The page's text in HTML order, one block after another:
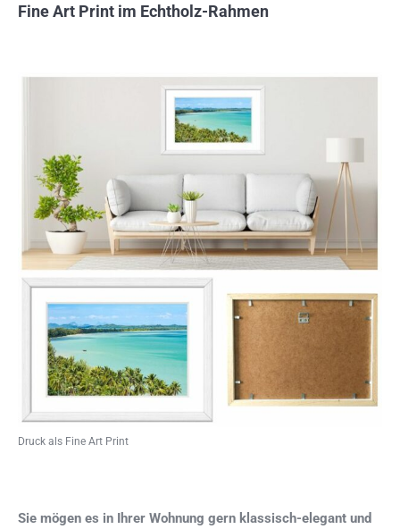
Fine Art Print im Echtholz-Rahmen
Druck als Fine Art Print
Sie mögen es in Ihrer Wohnung gern klassisch-elegant und